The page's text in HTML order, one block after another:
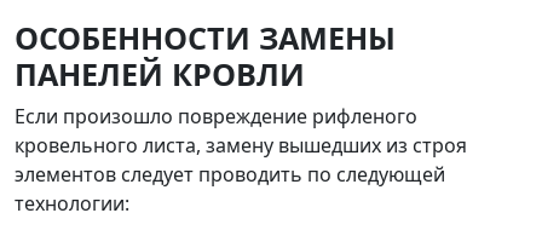
ОСОБЕННОСТИ ЗАМЕНЫ
ПАНЕЛЕЙ КРОВЛИ
Если произошло повреждение рифленого
кровельного листа, замену вышедших из строя
элементов следует проводить по следующей
технологии: